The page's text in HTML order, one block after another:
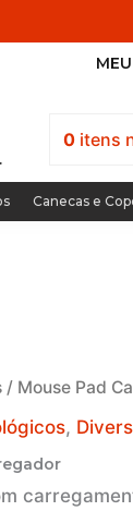
0itens
Canecas e
/ Mouse Pad
,